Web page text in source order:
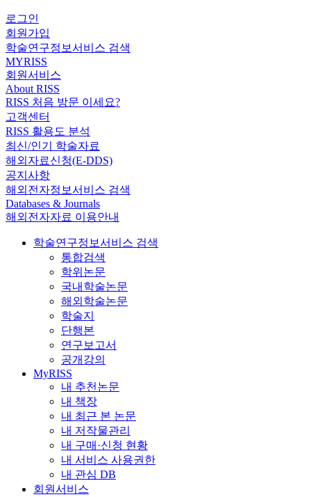
로그인
회원가입
학술연구정보서비스 검색
MYRISS
회원서비스
About RISS
RISS 처음 방문 이세요?
고객센터
RISS 활용도 분석
최신/인기 학술자료
해외자료신청(E-DDS)
공지사항
해외전자정보서비스 검색
Databases & Journals
해외전자자료 이용안내
학술연구정보서비스 검색
통합검색
학위논문
국내학술논문
해외학술논문
학술지
단행본
연구보고서
공개강의
MyRISS
내 추천논문
내 책장
내 최근 본 논문
내 저작물관리
내 구매·신청 현황
내 서비스 사용권한
내 관심 DB
회원서비스